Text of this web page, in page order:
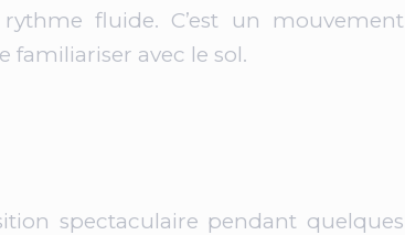
fluide. C’est un mouvement
familiariser avec le sol.
spectaculaire pendant quelques